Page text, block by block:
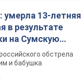
умерла 13-летняя
в результате
на Сумскую
обстрела
и бабушка